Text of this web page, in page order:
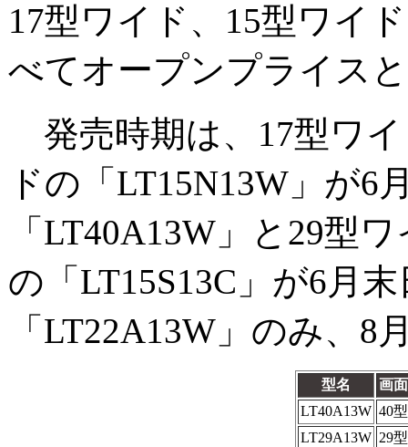
17型ワイド、15型ワイ
べてオープンプライス
発売時期は、17型ワイ
ドの「LT15N13W」が6
「LT40A13W」と29型
の「LT15S13C」が6月
「LT22A13W」のみ、
型名
画
LT40A13W 40
LT29A13W 29